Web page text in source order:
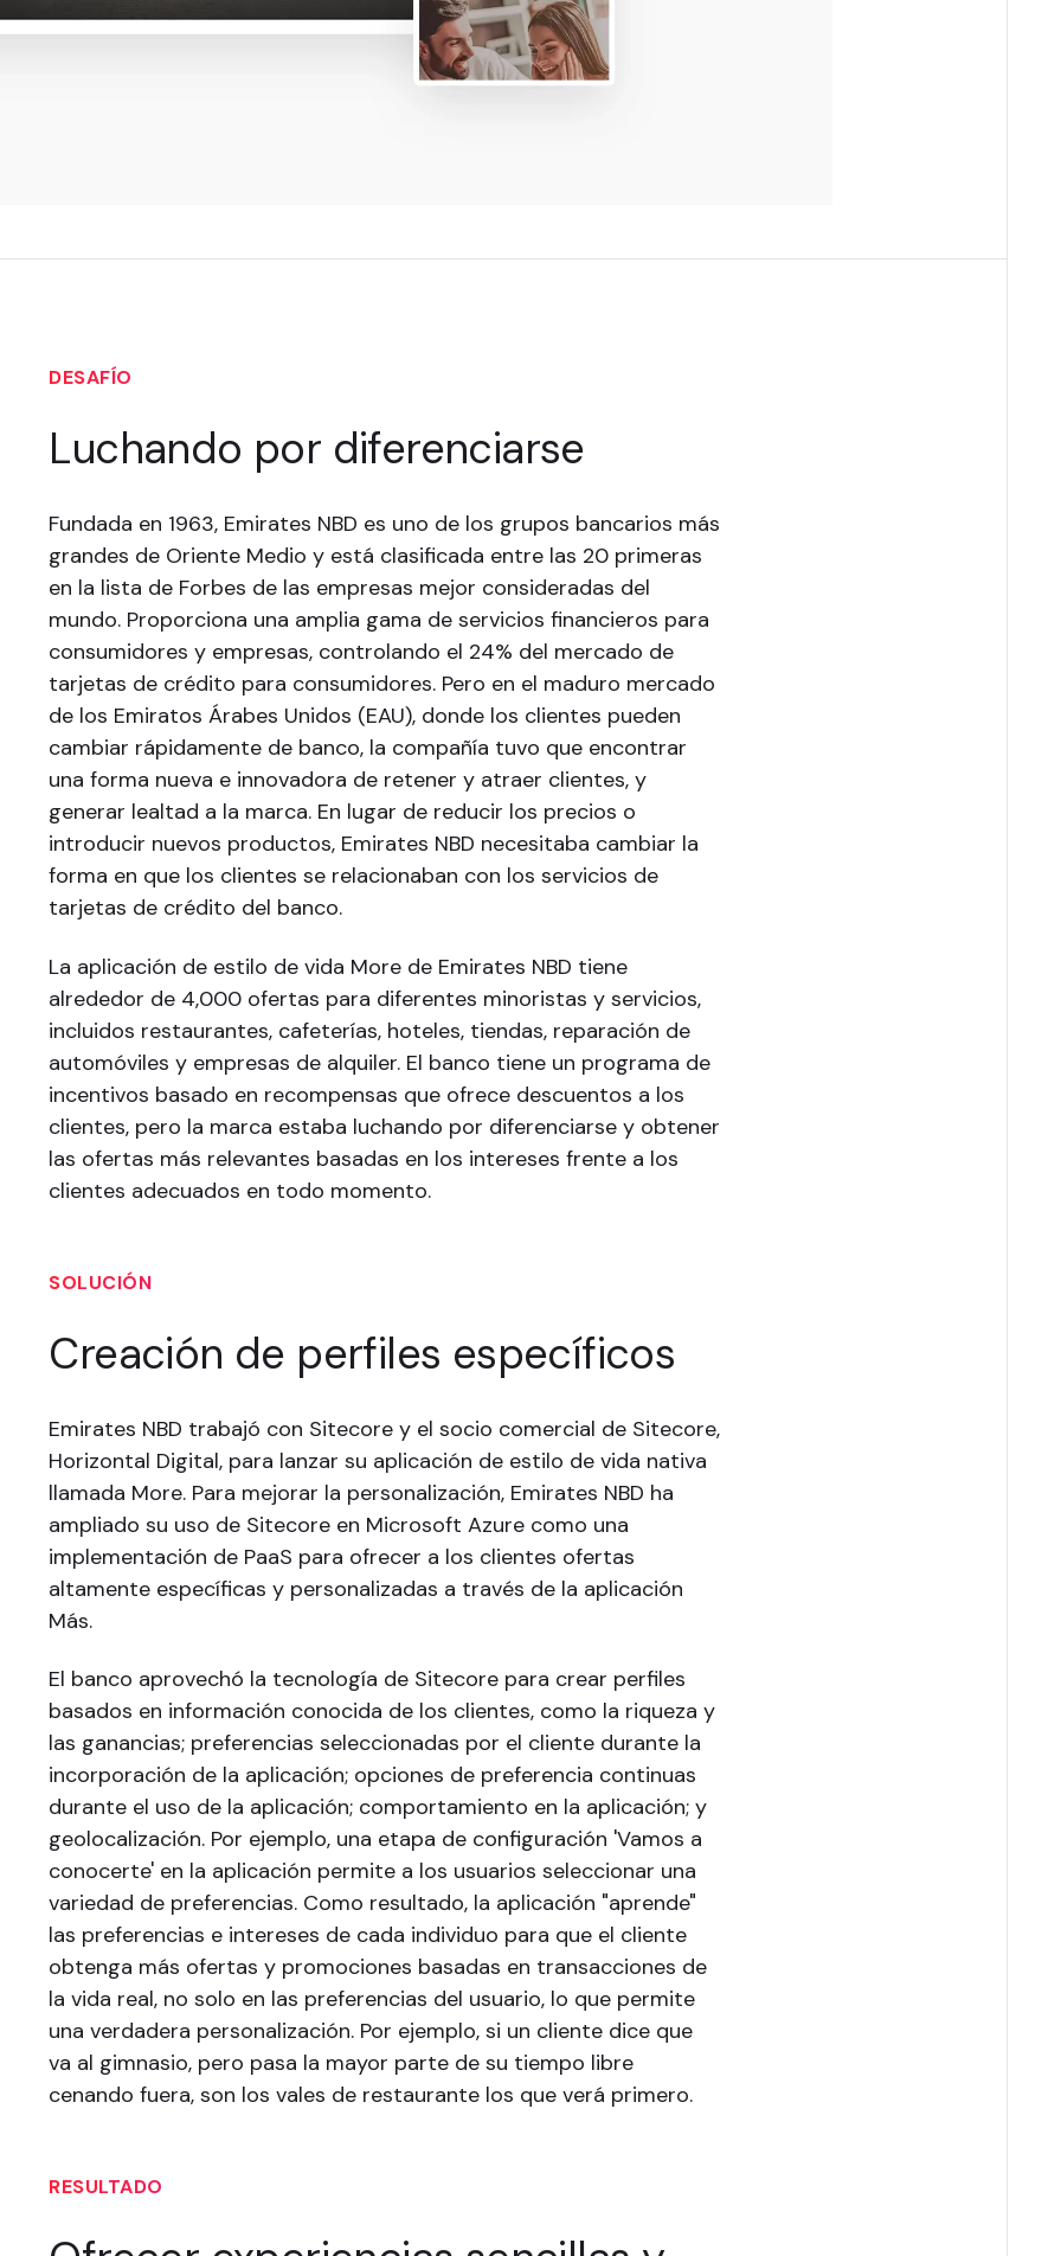
DESAFÍO
Luchando por diferenciarse
Fundada en 1963, Emirates NBD es uno de los grupos bancarios más
grandes de Oriente Medio y está clasificada entre las 20 primeras
en la lista de Forbes de las empresas mejor consideradas del
mundo. Proporciona una amplia gama de servicios financieros para
consumidores y empresas, controlando el 24% del mercado de
tarjetas de crédito para consumidores. Pero en el maduro mercado
de los Emiratos Árabes Unidos (EAU), donde los clientes pueden
cambiar rápidamente de banco, la compañía tuvo que encontrar
una forma nueva e innovadora de retener y atraer clientes, y
generar lealtad a la marca. En lugar de reducir los precios o
introducir nuevos productos, Emirates NBD necesitaba cambiar la
forma en que los clientes se relacionaban con los servicios de
tarjetas de crédito del banco.
La aplicación de estilo de vida More de Emirates NBD tiene
alrededor de 4,000 ofertas para diferentes minoristas y servicios,
incluidos restaurantes, cafeterías, hoteles, tiendas, reparación de
automóviles y empresas de alquiler. El banco tiene un programa de
incentivos basado en recompensas que ofrece descuentos a los
clientes, pero la marca estaba luchando por diferenciarse y obtener
las ofertas más relevantes basadas en los intereses frente a los
clientes adecuados en todo momento.
SOLUCIÓN
Creación de perfiles específicos
Emirates NBD trabajó con Sitecore y el socio comercial de Sitecore,
Horizontal Digital, para lanzar su aplicación de estilo de vida nativa
llamada More. Para mejorar la personalización, Emirates NBD ha
ampliado su uso de Sitecore en Microsoft Azure como una
implementación de PaaS para ofrecer a los clientes ofertas
altamente específicas y personalizadas a través de la aplicación
Más.
El banco aprovechó la tecnología de Sitecore para crear perfiles
basados en información conocida de los clientes, como la riqueza y
las ganancias; preferencias seleccionadas por el cliente durante la
incorporación de la aplicación; opciones de preferencia continuas
durante el uso de la aplicación; comportamiento en la aplicación; y
geolocalización. Por ejemplo, una etapa de configuración 'Vamos a
conocerte' en la aplicación permite a los usuarios seleccionar una
variedad de preferencias. Como resultado, la aplicación "aprende"
las preferencias e intereses de cada individuo para que el cliente
obtenga más ofertas y promociones basadas en transacciones de
la vida real, no solo en las preferencias del usuario, lo que permite
una verdadera personalización. Por ejemplo, si un cliente dice que
va al gimnasio, pero pasa la mayor parte de su tiempo libre
cenando fuera, son los vales de restaurante los que verá primero.
RESULTADO